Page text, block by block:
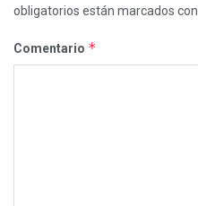
obligatorios están marcados con
Comentario *